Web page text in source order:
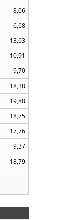
8,06
6,68
13,63
10,91
9,70
18,38
19,88
18,75
17,76
9,37
18,79